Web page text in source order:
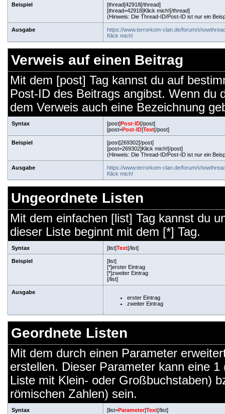
Beispiel
[thread]42918[/thread]
[thread=42918]Klick mich![/thread]
(Hinweis: Die Thread-ID/Post-ID ist nur ein
Ausgabe
https://www.terrorkom-clan.de/forum/
Klick mich!
Verweis auf einen Beitrag
Mit dem [post] Tag kannst du auf
Post-ID des Beitrags angibst. Wenn du
dem Verweis auch eine Bezeichnung
Syntax [post]Post-ID[/post]
[post=Post-ID]Text[/post]
Beispiel
[post]269302[/post]
[post=269302]Klick mich![/post]
(Hinweis: Die Thread-ID/Post-ID ist nur ein
Ausgabe
https://www.terrorkom-clan.de/forum/
Klick mich!
Ungeordnete Listen
Mit dem einfachen [list] Tag kannst du
dieser Liste beginnt mit dem [*] Tag.
Syntax [list]Text[/list]
Beispiel
[list]
[*]erster Eintrag
[*]zweiter Eintrag
[/list]
Ausgabe
erster Eintrag
zweiter Eintrag
Geordnete Listen
Mit dem durch einen Parameter
erstellen. Dieser Parameter kann eine
Liste mit Klein- oder Großbuchstaben)
römischen Zahlen) sein.
Syntax [list=Parameter]Text[/list]